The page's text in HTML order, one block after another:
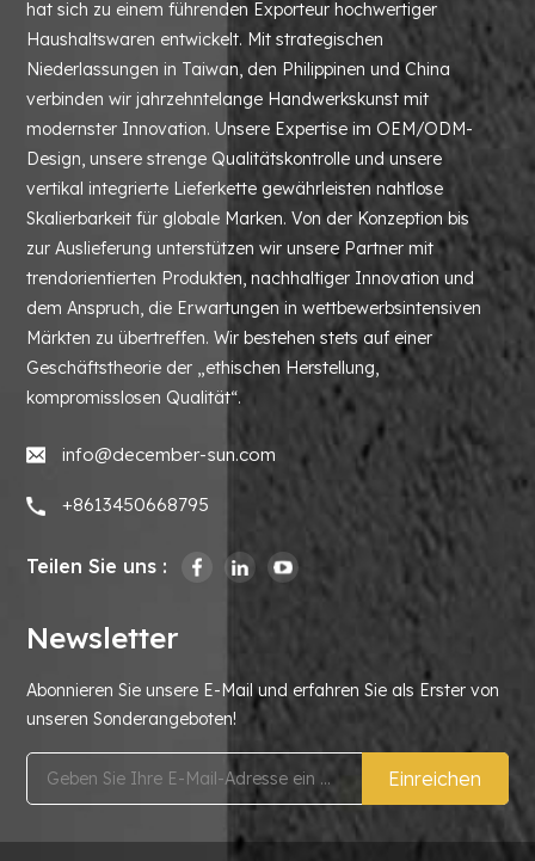
hat sich zu einem führenden Exporteur hochwertiger
Haushaltswaren entwickelt. Mit strategischen
Niederlassungen in Taiwan, den Philippinen und China
verbinden wir jahrzehntelange Handwerkskunst mit
modernster Innovation. Unsere Expertise im OEM/ODM-
Design, unsere strenge Qualitätskontrolle und unsere
vertikal integrierte Lieferkette gewährleisten nahtlose
Skalierbarkeit für globale Marken. Von der Konzeption bis
zur Auslieferung unterstützen wir unsere Partner mit
trendorientierten Produkten, nachhaltiger Innovation und
dem Anspruch, die Erwartungen in wettbewerbsintensiven
Märkten zu übertreffen. Wir bestehen stets auf einer
Geschäftstheorie der „ethischen Herstellung,
kompromisslosen Qualität“.
info@december-sun.com
+8613450668795
Teilen Sie uns :
Newsletter
Abonnieren Sie unsere E-Mail und erfahren Sie als Erster von
unseren Sonderangeboten!
Einreichen